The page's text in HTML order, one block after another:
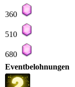
360
510
680
Eventbelohnungen